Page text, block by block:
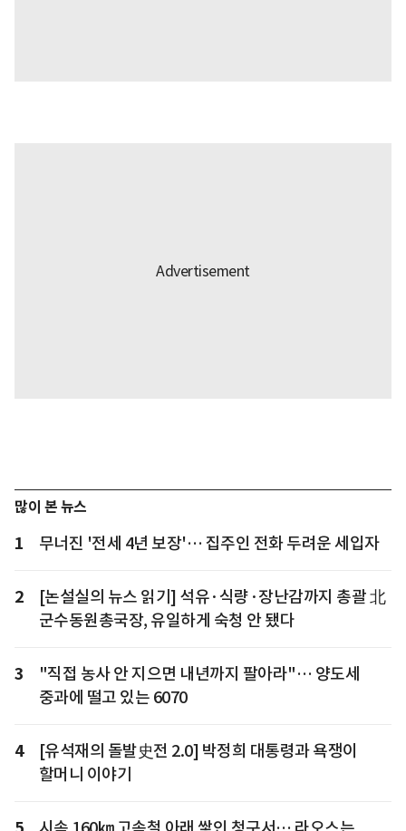
많이 본 뉴스
1 무너진 '전세 4년 보장'… 집주인 전화 두려운 세입자
2
[논설실의 뉴스 읽기] 석유·식량·장난감까지 총괄 北
군수동원총국장, 유일하게 숙청 안 됐다
3
"직접 농사 안 지으면 내년까지 팔아라"… 양도세
중과에 떨고 있는 6070
4
[유석재의 돌발史전 2.0] 박정희 대통령과 욕쟁이
할머니 이야기